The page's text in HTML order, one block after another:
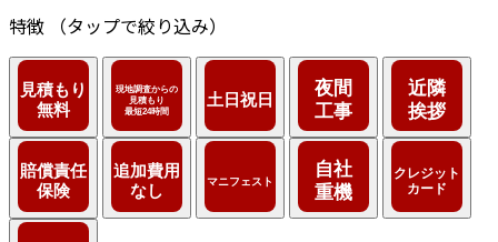
特徴
（タップで絞り込み）